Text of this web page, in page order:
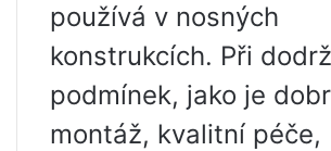
používá v nosných
konstrukcích. Při
podmínek, jako je
montáž, kvalitní péče,